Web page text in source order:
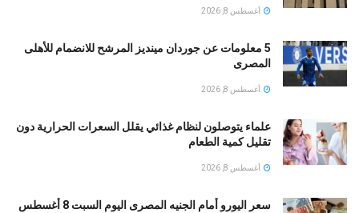
أغسطس 8, 2026
5 معلومات عن جوردان مينديز المرشح للانضمام للأهلى
المصرى
أغسطس 8, 2026
علماء يتوصلون لنظام غذائي يقلل السعرات الحرارية دون
تقليل كمية الطعام
أغسطس 8, 2026
سعر اليورو أمام الجنيه المصرى اليوم السبت 8 أغسطس